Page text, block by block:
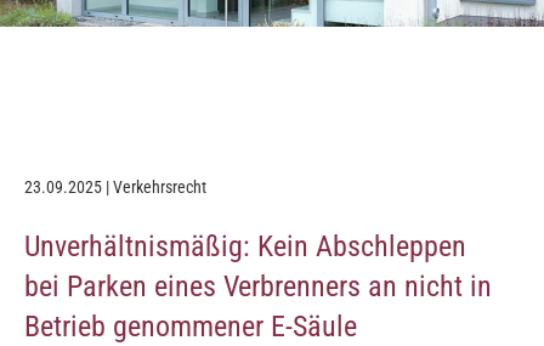
23.09.2025 | Verkehrsrecht
Unverhältnismäßig: Kein Abschleppen
bei Parken eines Verbrenners an nicht in
Betrieb genommener E-Säule